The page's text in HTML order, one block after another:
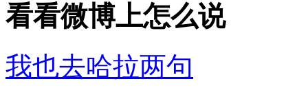
看看微博上怎么说
我也去哈拉两句